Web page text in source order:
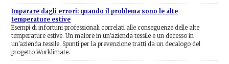
Imparare dagli errori: quando il problema sono le alte
temperature estive
Esempi di infortuni professionali correlati alle conseguenze delle alte
temperature estive. Un malore in un'azienda tessile e un decesso in
un'azienda tessile. Spunti per la prevenzione tratti da un decalogo del
progetto Worklimate.